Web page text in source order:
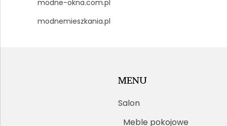
modne-okna.com.pl
modnemieszkania.pl
MENU
Salon
Meble pokojowe